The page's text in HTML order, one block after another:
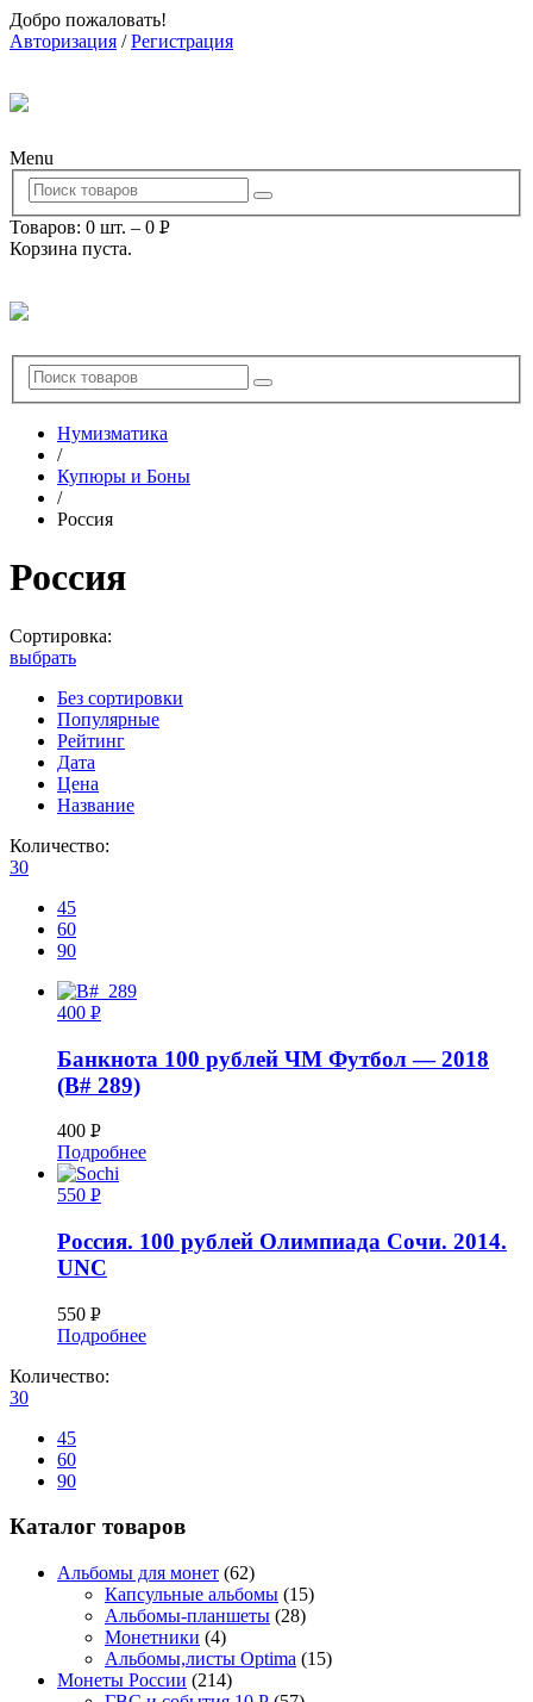
Добро пожаловать!
Авторизация /Регистрация
Menu
Товаров: 0 шт. – 0 Р
Корзина пуста.
Нумизматика
/
Купюры и Боны
/
Россия
Россия
Сортировка:
выбрать
Без сортировки
Популярные
Рейтинг
Дата
Цена
Название
Количество:
30
45
60
90
400 Р
Банкнота 100 рублей ЧМ Футбол — 2018
(B# 289)
400 Р
УБ.
Подробнее
550 Р
Россия. 100 рублей Олимпиада Сочи. 2014.
UNC
550 Р
УБ.
Подробнее
Количество:
30
45
60
90
Каталог товаров
Альбомы для монет (62)
Капсульные альбомы (15)
Альбомы-планшеты (28)
Монетники (4)
Альбомы,листы Optima (15)
Монеты России (214)